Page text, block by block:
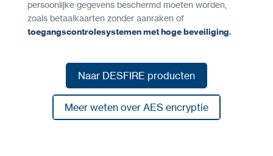
persoonlijke gegevens beschermd moeten worden,
zoals betaalkaarten zonder aanraken of
toegangscontrolesystemen met hoge beveiliging.
Naar DESFIRE producten
Naar DESFIRE producten
Meer weten over AES encryptie